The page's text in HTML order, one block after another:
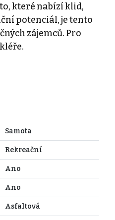
které nabízí klid,
potenciál, je tento
zájemců. Pro
Samota
Rekreační
Ano
Ano
Asfaltová